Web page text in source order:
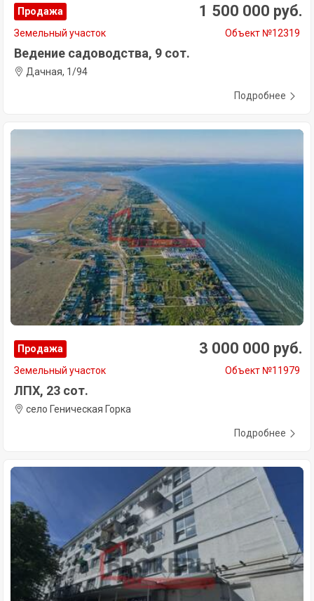
Продажа 1 500 000 руб.
Земельный участок Объект №12319
Ведение садоводства, 9 сот.
Дачная, 1/94
Подробнее
Продажа 3 000 000 руб.
Земельный участок Объект №11979
ЛПХ, 23 сот.
село Геническая Горка
Подробнее